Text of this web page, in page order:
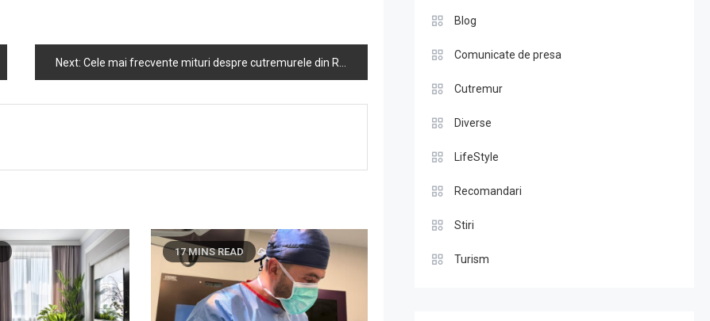
Next: Cele mai frecvente mituri despre cutremurele din România
17 MINS READ
Blog
Comunicate de presa
Cutremur
Diverse
LifeStyle
Recomandari
Stiri
Turism